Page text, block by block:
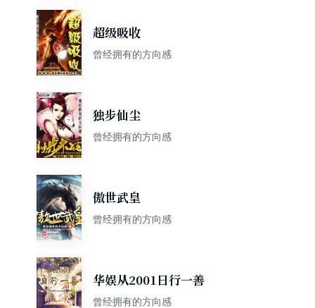
超级吸收
曾经拥有的方向感
独步仙尘
曾经拥有的方向感
傲世武皇
曾经拥有的方向感
华娱从2001日行一善
曾经拥有的方向感